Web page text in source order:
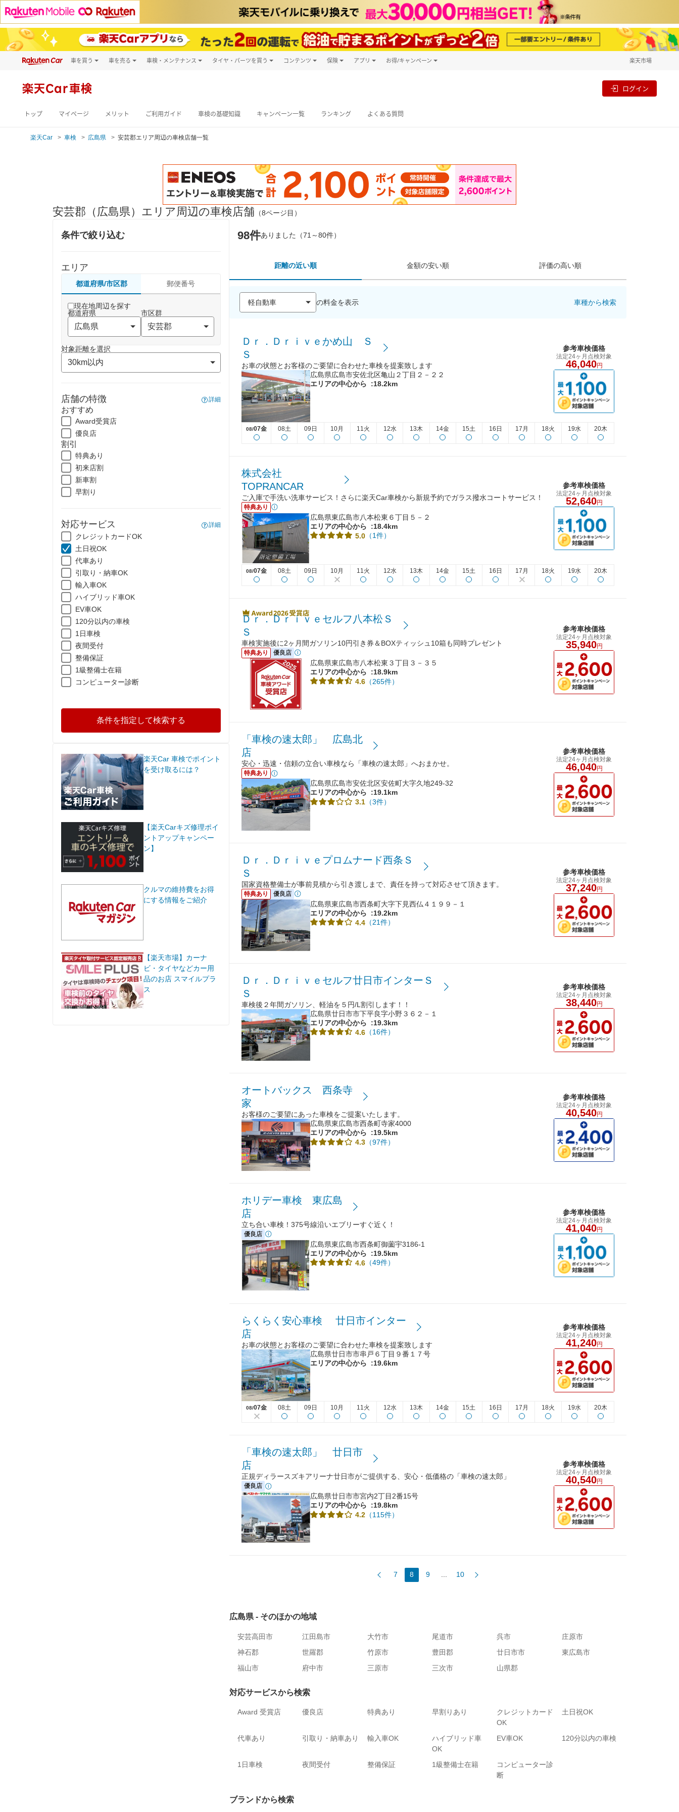
車を買う
新車
車を売る 車検・メンテナンス タイヤ・パーツを買う コンテンツ 保険 アプリ お得/キャンペーン 楽天市場
楽天Car車検 ログイン
トップ マイページ メリット ご利用ガイド 車検の基礎知識 キャンペーン一覧 ランキング よくある質問
楽天Car 車検 広島県 安芸郡エリア周辺の車検店舗一覧
安芸郡（広島県）エリア周辺の車検店舗 （8ページ目）
条件で絞り込む
エリア
都道府県/市区郡 郵便番号
現在地周辺を探す
都道府県
市区群
対象距離を選択
店舗の特徴 詳細
おすすめ
Award受賞店
優良店
割引
特典あり
初来店割
新車割
早割り
対応サービス 詳細
クレジットカードOK
土日祝OK
代車あり
引取り・納車OK
輸入車OK
ハイブリッド車OK
EV車OK
120分以内の車検
1日車検
夜間受付
整備保証
1級整備士在籍
コンピューター診断
条件を指定して検索する
楽天Car 車検でポイント
を受け取るには？
【楽天Carキズ修理ポイ
ントアップキャンペー
ン】
クルマの維持費をお得
にする情報をご紹介
【楽天市場】カーナ
ビ・タイヤなどカー用
品のお店 スマイルプラ
ス
98件ありました（71～80件）
距離の近い順 金額の安い順 評価の高い順
の料金を表示 車種から検索
Ｄｒ．Ｄｒｉｖｅかめ山 Ｓ
Ｓ
お車の状態とお客様のご要望に合わせた車検を提案致します
広島県広島市安佐北区亀山２丁目２－２２
エリアの中心から
:18.2km
参考車検価格
法定24ヶ月点検対象
46,040円
08/07金 08土 09日 10月 11火 12水 13木 14金 15土 16日 17月 18火 19水 20木
株式会社
TOPRANCAR
ご入庫で手洗い洗車サービス！さらに楽天Car車検から新規予約でガラス撥水コートサービス！
特典あり
広島県東広島市八本松東６丁目５－２
エリアの中心から
:18.4km
5.0 （1件）
参考車検価格
法定24ヶ月点検対象
52,640円
08/07金 08土 09日 10月 11火 12水 13木 14金 15土 16日 17月 18火 19水 20木
Ｄｒ．Ｄｒｉｖｅセルフ八本松Ｓ
Ｓ
車検実施後に2ヶ月間ガソリン10円引き券＆BOXティッシュ10箱も同時プレゼント
特典あり 優良店
広島県東広島市八本松東３丁目３－３５
エリアの中心から
:18.9km
4.6 （265件）
参考車検価格
法定24ヶ月点検対象
35,940円
「車検の速太郎」 広島北
店
安心・迅速・信頼の立合い車検なら「車検の速太郎」へおまかせ。
特典あり
広島県広島市安佐北区安佐町大字久地249-32
エリアの中心から
:19.1km
3.1 （3件）
参考車検価格
法定24ヶ月点検対象
46,040円
Ｄｒ．Ｄｒｉｖｅプロムナード西条Ｓ
Ｓ
国家資格整備士が事前見積から引き渡しまで、責任を持って対応させて頂きます。
特典あり 優良店
広島県東広島市西条町大字下見西仏４１９９－１
エリアの中心から
:19.2km
4.4 （21件）
参考車検価格
法定24ヶ月点検対象
37,240円
Ｄｒ．Ｄｒｉｖｅセルフ廿日市インターＳ
Ｓ
車検後２年間ガソリン、軽油を５円/L割引します！！
広島県廿日市市下平良字小野３６２－１
エリアの中心から
:19.3km
4.6 （16件）
参考車検価格
法定24ヶ月点検対象
38,440円
オートバックス 西条寺
家
お客様のご要望にあった車検をご提案いたします。
広島県東広島市西条町寺家4000
エリアの中心から
:19.5km
4.3 （97件）
参考車検価格
法定24ヶ月点検対象
40,540円
ホリデー車検 東広島
店
立ち合い車検！375号線沿いエブリーすぐ近く！
優良店
広島県東広島市西条町御薗宇3186-1
エリアの中心から
:19.5km
4.6 （49件）
参考車検価格
法定24ヶ月点検対象
41,040円
らくらく安心車検 廿日市インター
店
お車の状態とお客様のご要望に合わせた車検を提案致します
広島県廿日市市串戸６丁目９番１７号
エリアの中心から
:19.6km
参考車検価格
法定24ヶ月点検対象
41,240円
08/07金 08土 09日 10月 11火 12水 13木 14金 15土 16日 17月 18火 19水 20木
「車検の速太郎」 廿日市
店
正規ディラースズキアリーナ廿日市がご提供する、安心・低価格の「車検の速太郎」
優良店
広島県廿日市市宮内2丁目2番15号
エリアの中心から
:19.8km
4.2 （115件）
参考車検価格
法定24ヶ月点検対象
40,540円
7 8 9 ... 10
広島県 - そのほかの地域
安芸高田市 江田島市 大竹市 尾道市 呉市
庄原市
神石郡
世羅郡 竹原市 豊田郡 廿日市市
東広島市
福山市
府中市 三原市 三次市 山県郡
対応サービスから検索
Award 受賞店 優良店 特典あり 早割りあり
クレジットカード
OK
土日祝OK
代車あり 引取り・納車あり 輸入車OK
ハイブリッド車
OK
EV車OK 120分以内の車検
1日車検 夜間受付 整備保証 1級整備士在籍
コンピューター診
断
ブランドから検索